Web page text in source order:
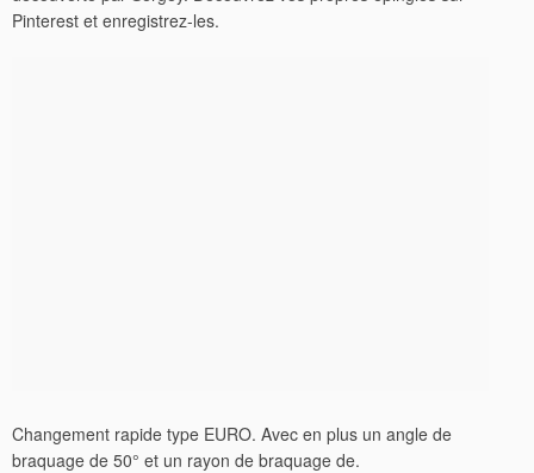
Pinterest et enregistrez-les.
Changement rapide type EURO. Avec en plus un angle de
braquage de 50° et un rayon de braquage de.